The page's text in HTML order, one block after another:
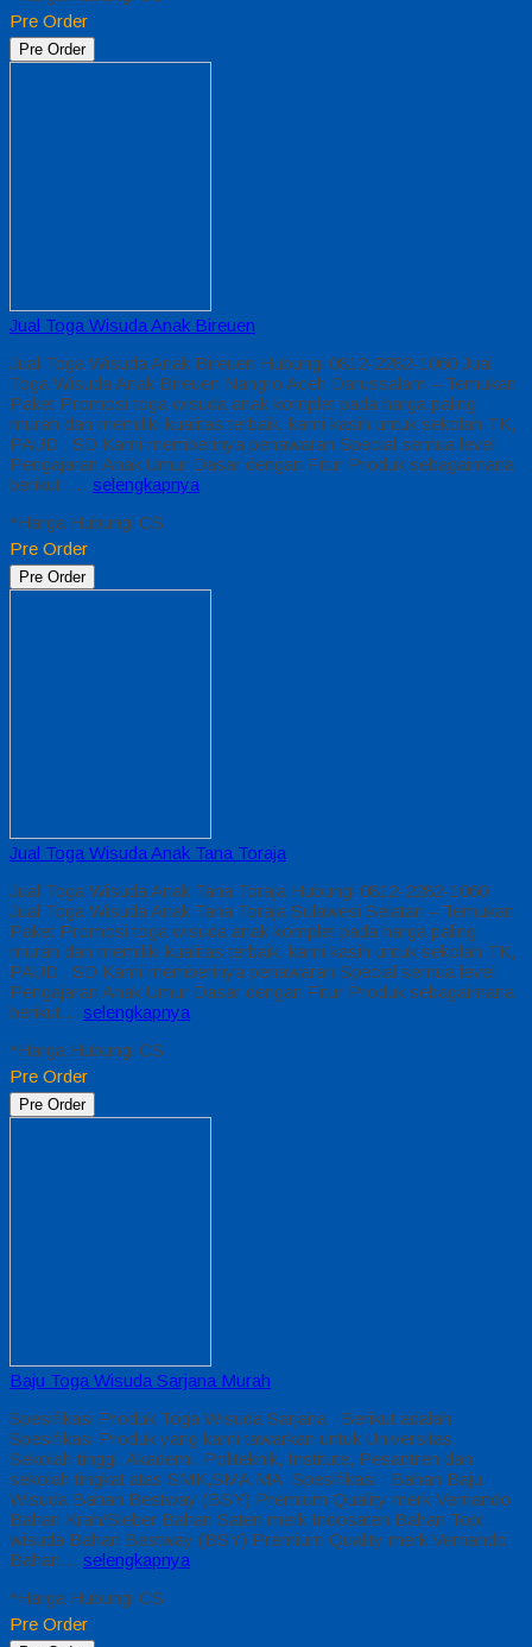
Pre Order
Pre Order
Jual Toga Wisuda Anak Bireuen
Jual Toga Wisuda Anak Bireuen Hubungi 0812-2282-1060 Jual
Toga Wisuda Anak Bireuen Nangro Aceh Darussalam – Temukan
Paket Promosi toga wisuda anak komplet pada harga paling
murah dan memiliki kualitas terbaik, kami kasih untuk sekolah TK,
PAUD , SD Kami memberinya penawaran Special semua level
Pengajaran Anak Umur Dasar dengan Fitur Produk sebagaimana
berikut :… selengkapnya
*Harga Hubungi CS
Pre Order
Pre Order
Jual Toga Wisuda Anak Tana Toraja
Jual Toga Wisuda Anak Tana Toraja Hubungi 0812-2282-1060
Jual Toga Wisuda Anak Tana Toraja Sulawesi Selatan – Temukan
Paket Promosi toga wisuda anak komplet pada harga paling
murah dan memiliki kualitas terbaik, kami kasih untuk sekolah TK,
PAUD , SD Kami memberinya penawaran Special semua level
Pengajaran Anak Umur Dasar dengan Fitur Produk sebagaimana
berikut… selengkapnya
*Harga Hubungi CS
Pre Order
Pre Order
Baju Toga Wisuda Sarjana Murah
Spesifikasi Produk Toga Wisuda Sarjana Berikut adalah
Spesifikasi Produk yang kami tawarkan untuk Universitas,
Sekolah tinggi, Akademi, Politeknik, Institute, Pesantren dan
sekolah tingkat atas SMK,SMA,MA Spesifikasi : Bahan Baju
Wisuda Bahan Bestway (BSY) Premium Quality merk Vernando
Bahan Krah/Sleber Bahan Saten merk Indosaten Bahan Topi
wisuda Bahan Bestway (BSY) Premium Quality merk Vernando
Bahan… selengkapnya
*Harga Hubungi CS
Pre Order